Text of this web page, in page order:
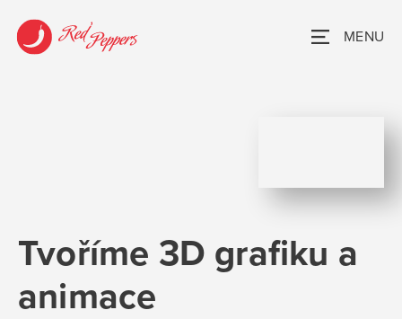
MENU
Tvoříme 3D grafiku a
animace